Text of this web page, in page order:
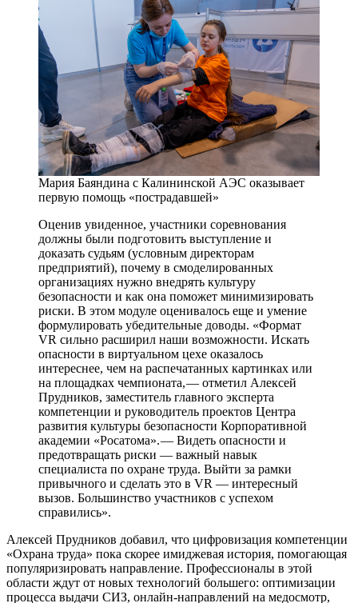
Мария Баяндина с Калининской АЭС оказывает
первую помощь «пострадавшей»
Оценив увиденное, участники соревнования
должны были подготовить выступление и
доказать судьям (условным директорам
предприятий), почему в смоделированных
организациях нужно внедрять культуру
безопасности и как она поможет минимизировать
риски. В этом модуле оценивалось еще и умение
формулировать убедительные доводы. «Формат
VR сильно расширил наши возможности. Искать
опасности в виртуальном цехе оказалось
интереснее, чем на распечатанных картинках или
на площадках чемпионата, — ​отметил Алексей
Прудников, заместитель главного эксперта
компетенции и руководитель проектов Центра
развития культуры безопасности Корпоративной
академии «Росатома». — ​Видеть опасности и
предотвращать риски — ​важный навык
специалиста по охране труда. Выйти за рамки
привычного и сделать это в VR — ​интересный
вызов. Большинство участников с успехом
справились».
Алексей Прудников добавил, что цифровизация компетенции
«Охрана труда» пока скорее имиджевая история, помогающая
популяризировать направление. Профессионалы в этой
области ждут от новых технологий большего: оптимизации
процесса выдачи СИЗ, онлайн-­направлений на медосмотр,